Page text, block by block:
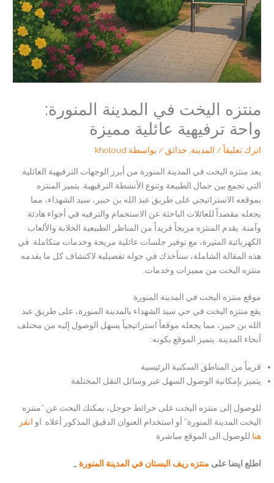
منتزه اليخت في المدينة المنورة:
واحة ترفيهية عائلية مميزة
اترك تعليقاً / المدينة حدائق / بواسطة kholoud
يعد منتزه اليخت في المدينة المنورة من أبرز الوجهات الترفيهية العائلية
التي تجمع بين جمال الطبيعة وتنوع الأنشطة الترفيهية. يتميز المنتزه
بموقعه الاستراتيجي على طريق عبد الله بن حبير، سيد الشهداء، مما
يجعله مقصداً للعائلات الباحثة عن الاستجمام والترفيه في أجواء هادئة
وآمنة. يقدم المنتزه مزيجاً فريداً من المناظر الطبيعية الخلابة والألعاب
الكهربائية المثيرة، مع توفير جلسات عائلية مريحة وخدمات متكاملة. في
هذه المقالة الشاملة، سنأخذك في جولة تفصيلية لاكتشاف كل ما يقدمه
منتزه اليخت من مميزات وخدمات.
موقع منتزه اليخت في المدينة المنورة
يقع منتزه اليخت في حي سيد الشهداء بالمدينة المنورة، على طريق عبد
الله بن حبير، مما يجعله موقعاً استراتيجياً يسهل الوصول إليه من مختلف
أنحاء المدينة. يتميز الموقع بكونه:
قريباً من المناطق السكنية الرئيسية
يتميز بإمكانية الوصول السهل عبر وسائل النقل المختلفة
للوصول إلى منتزه اليخت على خرائط جوجل، يمكنك البحث عن “منتزه
اليخت المدينة المنورة” أو استخدام العنوان الدقيق المذكور أعلاه. او انقر
هنا للوصول الى الموقع مباشرة
اطلع ايضا على منتزه ريف البستان في المدينة المنورة